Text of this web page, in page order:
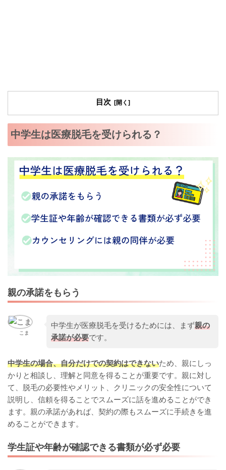
目次
中学生は医療脱毛を受けられる？
親の承諾をもらう
こま
中学生が医療脱毛を受けるためには、まず親の
承諾が必要です。
中学生の場合、自分だけでの契約はできないため、親にしっ
かりと相談し、理解と同意を得ることが重要です。親に対し
て、脱毛の必要性やメリット、クリニックの安全性について
説明し、信頼を得ることでスムーズに話を進めることができ
ます。親の承諾があれば、契約の際もスムーズに手続きを進
めることができます。
学生証や年齢が確認できる書類が必ず必要